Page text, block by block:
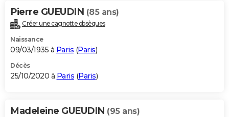
Pierre GUEUDIN (85 ans)
Créer une cagnotte obsèques
Naissance
09/03/1935 à Paris (Paris)
Décès
25/10/2020 à Paris (Paris)
Madeleine GUEUDIN (95 ans)